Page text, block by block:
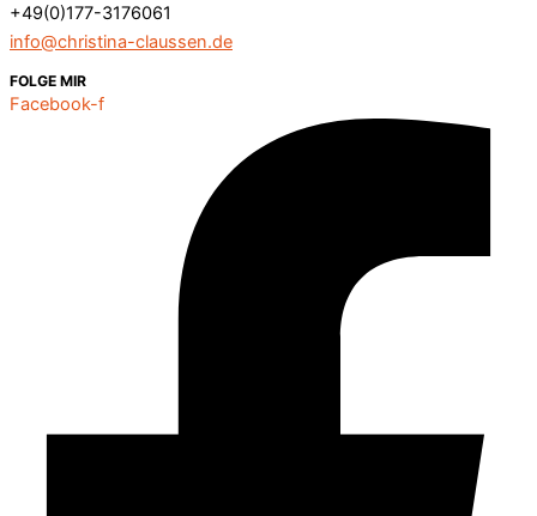
+49(0)177-3176061
info@christina-claussen.de
FOLGE MIR
Facebook-f